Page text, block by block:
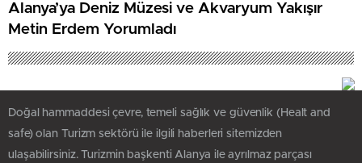
Alanya’ya Deniz Müzesi ve Akvaryum Yakışır
Metin Erdem Yorumladı
Doğal hammaddesi çevre, temeli sağlık ve güvenlik (Healt and
safe) olan Turizm sektörü ile ilgili haberleri sitemizden
ulaşabilirsiniz. Turizmin başkenti Alanya ile ayrılmaz parçası